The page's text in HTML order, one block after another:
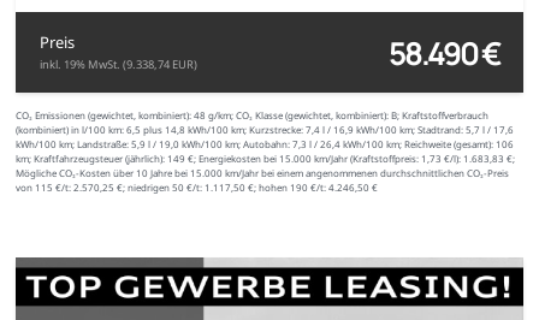
Preis
inkl. 19% MwSt. (9.338,74 EUR) 58.490 €
CO₂ Emissionen (gewichtet, kombiniert): 48 g/km; CO₂ Klasse (gewichtet, kombiniert): B; Kraftstoffverbrauch
(kombiniert) in l/100 km: 6,5 plus 14,8 kWh/100 km; Kurzstrecke: 7,4 l / 16,9 kWh/100 km; Stadtrand: 5,7 l / 17,6
kWh/100 km; Landstraße: 5,9 l / 19,0 kWh/100 km; Autobahn: 7,3 l / 26,4 kWh/100 km; Reichweite (gesamt): 106
km; Kraftfahrzeugsteuer (jährlich): 149 €; Energiekosten bei 15.000 km/Jahr (Kraftstoffpreis: 1,73 €/l): 1.683,83 €;
Mögliche CO₂-Kosten über 10 Jahre bei 15.000 km/Jahr bei einem angenommenen durchschnittlichen CO₂-Preis
von 115 €/t: 2.570,25 €; niedrigen 50 €/t: 1.117,50 €; hohen 190 €/t: 4.246,50 €